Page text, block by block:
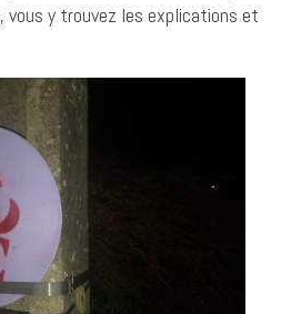
, vous y trouvez les explications et